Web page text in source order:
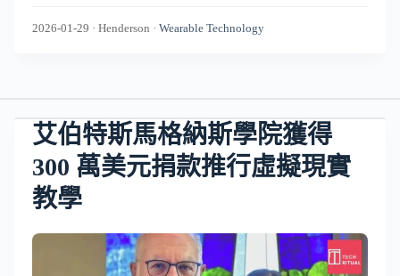
2026-01-29 · Henderson · Wearable Technology
艾伯特斯馬格納斯學院獲得
300 萬美元捐款推行虛擬現實
教學